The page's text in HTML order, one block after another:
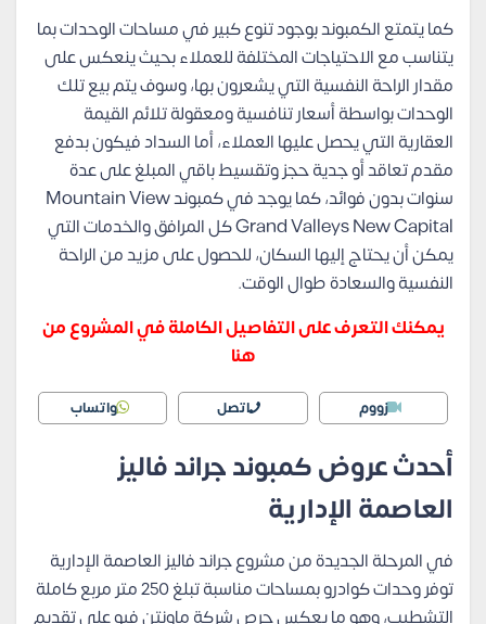
كما يتمتع الكمبوند بوجود تنوع كبير في مساحات الوحدات بما
يتناسب مع الاحتياجات المختلفة للعملاء بحيث ينعكس على
مقدار الراحة النفسية التي يشعرون بها، وسوف يتم بيع تلك
الوحدات بواسطة أسعار تنافسية ومعقولة تلائم القيمة
العقارية التي يحصل عليها العملاء، أما السداد فيكون بدفع
مقدم تعاقد أو جدية حجز وتقسيط باقي المبلغ على عدة
سنوات بدون فوائد، كما يوجد في كمبوند Mountain View
Grand Valleys New Capital كل المرافق والخدمات التي
يمكن أن يحتاج إليها السكان، للحصول على مزيد من الراحة
النفسية والسعادة طوال الوقت.
يمكنك التعرف على التفاصيل الكاملة في المشروع من
هنا
زووم اتصل واتساب
أحدث عروض كمبوند جراند فاليز
العاصمة الإدارية
في المرحلة الجديدة من مشروع جراند فاليز العاصمة الإدارية
توفر وحدات كوادرو بمساحات مناسبة تبلغ 250 متر مربع كاملة
التشطيب، وهو ما يعكس حرص شركة ماونتن فيو على تقديم